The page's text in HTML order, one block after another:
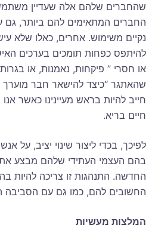
שהחברים שלהם אלה שעדיין
החברים המתאימים להם ביותר,
נקיים משימוש. אחרים, כאלו שלא
להיתפס כפחות תומכים בערכים
או חסרי ” פיקחות, נאמנות, או
שהאתגר “כיצד להישאר חבר
חייב להיות בראש מעיינינו כאשר
חיים בריא.
לפיכך, בכדי ליצור שינוי יציב, על
בהם העצמי העתידי שלהם מבצע
החדשה. התנהגות זו צריכה להיות
החשובים להם, כמו גם עם
המלצות מעשיות